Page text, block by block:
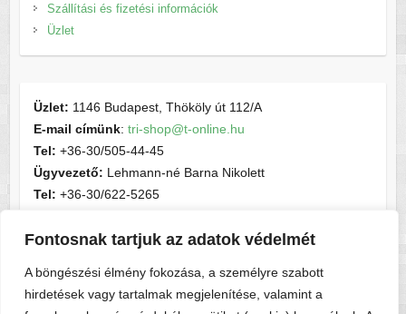
Fontosnak tartjuk az adatok védelmét
A böngészési élmény fokozása, a személyre szabott
hirdetések vagy tartalmak megjelenítése, valamint a
Szállítási és fizetési információk
Üzlet
Üzlet: 1146 Budapest, Thököly út 112/A
E-mail címünk: tri-shop@t-online.hu
Tel: +36-30/505-44-45
Ügyvezető: Lehmann-né Barna Nikolett
Tel: +36-30/622-5265
Cégjegyzékszám:cg05-06-015156